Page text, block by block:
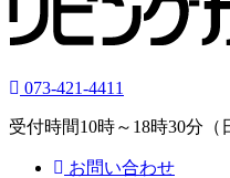
073-421-4411
受付時間10時～18時30分（
お問い合わせ